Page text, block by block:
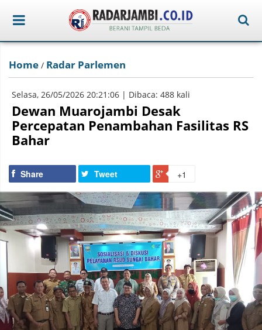
Home / Radar Parlemen
Selasa, 26/05/2026 20:21:06 | Dibaca: 488 kali
Dewan Muarojambi Desak
Percepatan Penambahan Fasilitas RS
Bahar
Share Tweet +1